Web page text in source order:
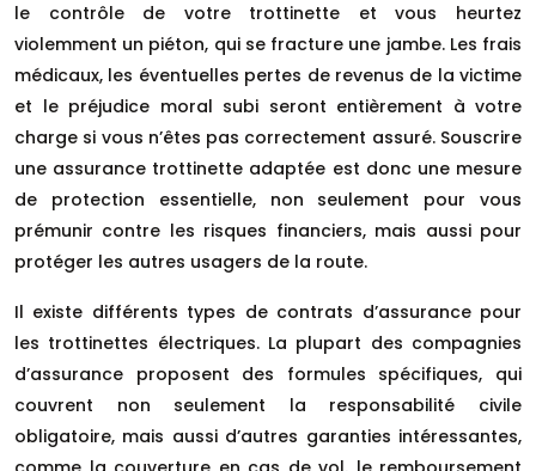
le contrôle de votre trottinette et vous heurtez
violemment un piéton, qui se fracture une jambe. Les frais
médicaux, les éventuelles pertes de revenus de la victime
et le préjudice moral subi seront entièrement à votre
charge si vous n’êtes pas correctement assuré. Souscrire
une assurance trottinette adaptée est donc une mesure
de protection essentielle, non seulement pour vous
prémunir contre les risques financiers, mais aussi pour
protéger les autres usagers de la route.
Il existe différents types de contrats d’assurance pour
les trottinettes électriques. La plupart des compagnies
d’assurance proposent des formules spécifiques, qui
couvrent non seulement la responsabilité civile
obligatoire, mais aussi d’autres garanties intéressantes,